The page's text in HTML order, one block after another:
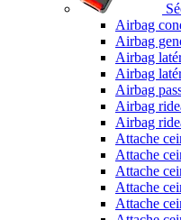
Airbag
Airbag
Airbag
Airbag
Airbag
Airbag
Airbag
Attache
Attache
Attache
Attache
Attache